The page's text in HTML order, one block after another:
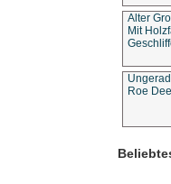
Alter
Mit
Roe